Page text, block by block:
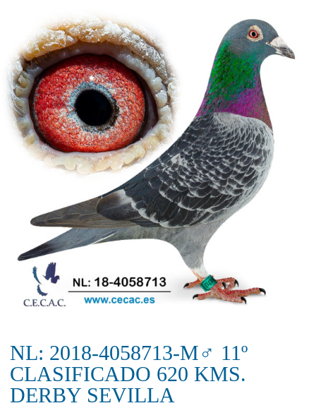
NL: 2018-4058713-M♂ 11º
CLASIFICADO 620 KMS.
DERBY SEVILLA